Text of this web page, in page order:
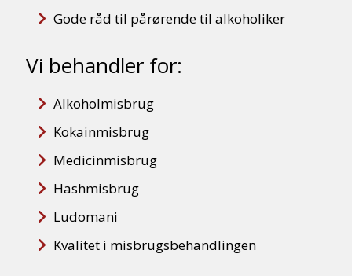
Gode råd til pårørende til alkoholiker
Vi behandler for:
Alkoholmisbrug
Kokainmisbrug
Medicinmisbrug
Hashmisbrug
Ludomani
Kvalitet i misbrugsbehandlingen